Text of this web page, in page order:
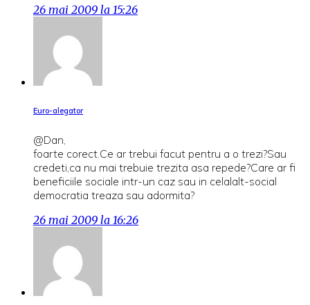
26 mai 2009 la 15:26
Euro-alegator
@Dan,
foarte corect.Ce ar trebui facut pentru a o trezi?Sau
credeti,ca nu mai trebuie trezita asa repede?Care ar fi
beneficiile sociale intr-un caz sau in celalalt-social
democratia treaza sau adormita?
26 mai 2009 la 16:26